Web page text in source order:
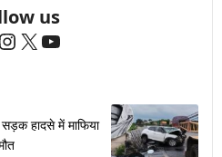
us
Instagram
X YouTube
हादसे में माफिया